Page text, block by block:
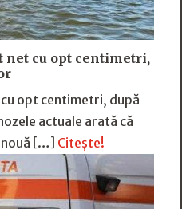
net cu opt centimetri,
opt centimetri, după
actuale arată că
nouă […] Citește!